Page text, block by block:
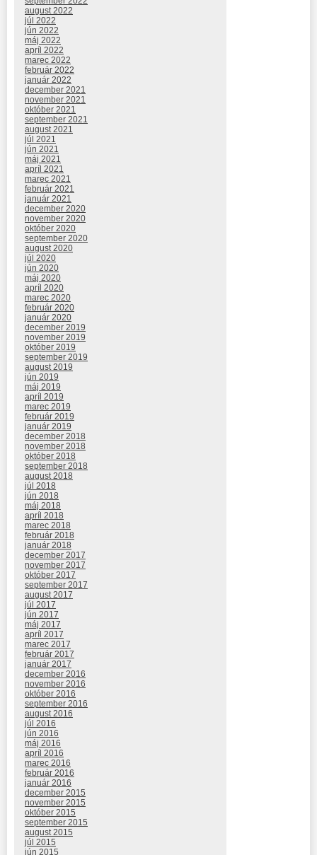
august 2022
júl 2022
jún 2022
máj 2022
apríl 2022
marec 2022
február 2022
január 2022
december 2021
november 2021
október 2021
september 2021
august 2021
júl 2021
jún 2021
máj 2021
apríl 2021
marec 2021
február 2021
január 2021
december 2020
november 2020
október 2020
september 2020
august 2020
júl 2020
jún 2020
máj 2020
apríl 2020
marec 2020
február 2020
január 2020
december 2019
november 2019
október 2019
september 2019
august 2019
jún 2019
máj 2019
apríl 2019
marec 2019
február 2019
január 2019
december 2018
november 2018
október 2018
september 2018
august 2018
júl 2018
jún 2018
máj 2018
apríl 2018
marec 2018
február 2018
január 2018
december 2017
november 2017
október 2017
september 2017
august 2017
júl 2017
jún 2017
máj 2017
apríl 2017
marec 2017
február 2017
január 2017
december 2016
november 2016
október 2016
september 2016
august 2016
júl 2016
jún 2016
máj 2016
apríl 2016
marec 2016
február 2016
január 2016
december 2015
november 2015
október 2015
september 2015
august 2015
júl 2015
jún 2015